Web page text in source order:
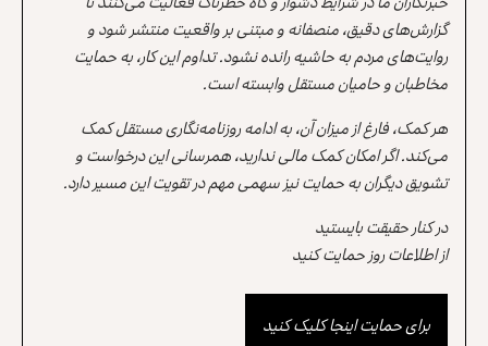
گزارش‌های دقیق، منصفانه و مبتنی بر واقعیت منتشر شود و
روایت‌های مردم به حاشیه رانده نشود. تداوم این کار، به حمایت
مخاطبان و حامیان مستقل وابسته است.
هر کمک، فارغ از میزان آن، به ادامه روزنامه‌نگاری مستقل کمک
می‌کند. اگر امکان کمک مالی ندارید، همرسانی این درخواست و
تشویق دیگران به حمایت نیز سهمی مهم در تقویت این مسیر دارد.
در کنار حقیقت بایستید
از اطلاعات روز حمایت کنید
برای حمایت اینجا کلیک کنید